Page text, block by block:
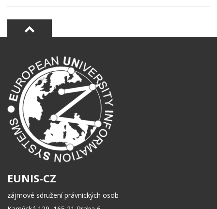
EUNIS-CZ
zájmové sdružení právnických osob